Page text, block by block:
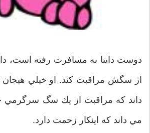
دوست داينا به مسافرت رفته است،
از سگش مراقبت كند. او خيلي
داند كه مراقبت از يك سگ سرگرمي
مي داند كه اينكار زحمت دارد.